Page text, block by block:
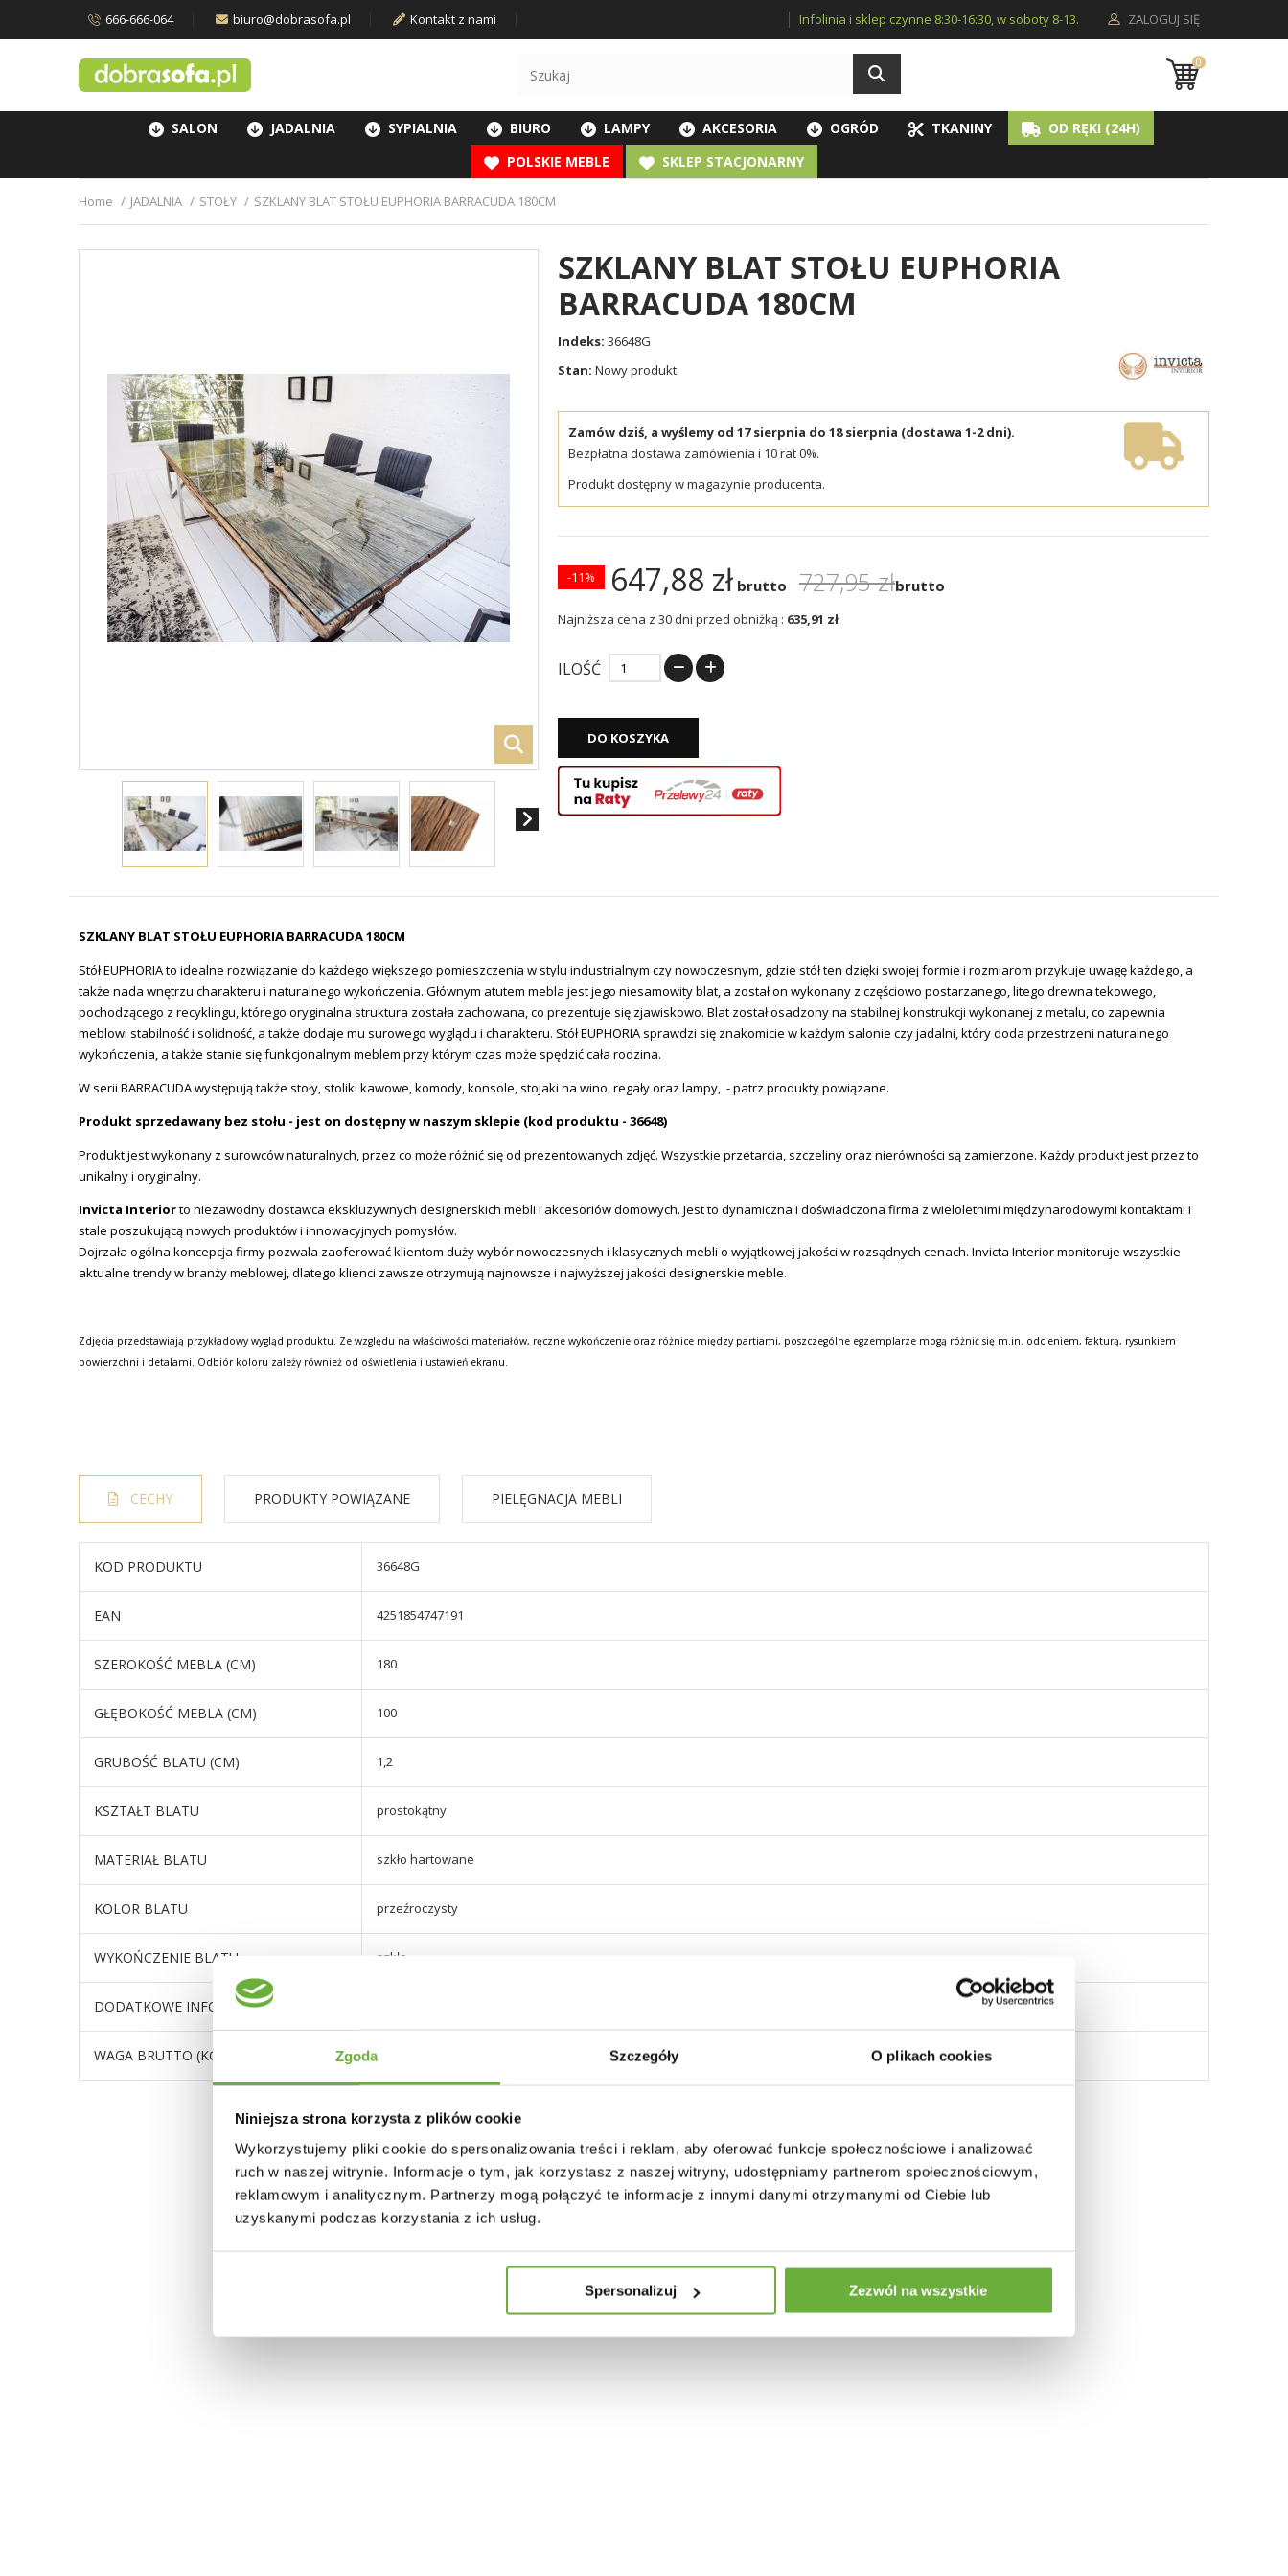
Zgoda Szczegóły O plikach cookies
Niniejsza strona korzysta z plików cookie
Wykorzystujemy pliki cookie do spersonalizowania treści i reklam, aby oferować funkcje społecznościowe i analizować
ruch w naszej witrynie. Informacje o tym, jak korzystasz z naszej witryny, udostępniamy partnerom społecznościowym,
reklamowym i analitycznym. Partnerzy mogą połączyć te informacje z innymi danymi otrzymanymi od Ciebie lub
uzyskanymi podczas korzystania z ich usług.
Spersonalizuj Zezwól na wszystkie
ZALOGUJ SIĘ
666-666-064 biuro@dobrasofa.pl Kontakt z nami Infolinia i sklep czynne 8:30-16:30, w soboty 8-13.
0
SALON JADALNIA SYPIALNIA BIURO LAMPY AKCESORIA OGRÓD TKANINY
OD RĘKI (24H)
POLSKIE MEBLE
SKLEP STACJONARNY
Home JADALNIA STOŁY SZKLANY BLAT STOŁU EUPHORIA BARRACUDA 180CM
SZKLANY BLAT STOŁU EUPHORIA
BARRACUDA 180CM
Indeks: 36648G
Stan: Nowy produkt
Zamów dziś, a wyślemy od 17 sierpnia do 18 sierpnia (dostawa 1-2 dni).
Bezpłatna dostawa zamówienia i 10 rat 0%.
Produkt dostępny w magazynie producenta.
647,88 zł brutto 727,95 złbrutto
-11%
Najniższa cena z 30 dni przed obniżką : 635,91 zł
ILOŚĆ
DO KOSZYKA
SZKLANY BLAT STOŁU EUPHORIA BARRACUDA 180CM
Stół EUPHORIA to idealne rozwiązanie do każdego większego pomieszczenia w stylu industrialnym czy nowoczesnym, gdzie stół ten dzięki swojej formie i rozmiarom przykuje uwagę każdego, a
także nada wnętrzu charakteru i naturalnego wykończenia. Głównym atutem mebla jest jego niesamowity blat, a został on wykonany z częściowo postarzanego, litego drewna tekowego,
pochodzącego z recyklingu, którego oryginalna struktura została zachowana, co prezentuje się zjawiskowo. Blat został osadzony na stabilnej konstrukcji wykonanej z metalu, co zapewnia
meblowi stabilność i solidność, a także dodaje mu surowego wyglądu i charakteru. Stół EUPHORIA sprawdzi się znakomicie w każdym salonie czy jadalni, który doda przestrzeni naturalnego
wykończenia, a także stanie się funkcjonalnym meblem przy którym czas może spędzić cała rodzina.
W serii BARRACUDA występują także stoły, stoliki kawowe, komody, konsole, stojaki na wino, regały oraz lampy, - patrz produkty powiązane.
Produkt sprzedawany bez stołu - jest on dostępny w naszym sklepie (kod produktu - 36648)
Produkt jest wykonany z surowców naturalnych, przez co może różnić się od prezentowanych zdjęć. Wszystkie przetarcia, szczeliny oraz nierówności są zamierzone. Każdy produkt jest przez to
unikalny i oryginalny.
Invicta Interiorto niezawodny dostawca ekskluzywnych designerskich mebli i akcesoriów domowych. Jest to dynamiczna i doświadczona firma z wieloletnimi międzynarodowymi kontaktami i
stale poszukującą nowych produktów i innowacyjnych pomysłów.
Dojrzała ogólna koncepcja firmy pozwala zaoferować klientom duży wybór nowoczesnych i klasycznych mebli o wyjątkowej jakości w rozsądnych cenach. Invicta Interior monitoruje wszystkie
aktualne trendy w branży meblowej, dlatego klienci zawsze otrzymują najnowsze i najwyższej jakości designerskie meble.
Zdjęcia przedstawiają przykładowy wygląd produktu. Ze względu na właściwości materiałów, ręczne wykończenie oraz różnice między partiami, poszczególne egzemplarze mogą różnić się m.in. odcieniem, fakturą, rysunkiem
powierzchni i detalami. Odbiór koloru zależy również od oświetlenia i ustawień ekranu.
CECHY PRODUKTY POWIĄZANE PIELĘGNACJA MEBLI
KOD PRODUKTU 36648G
EAN 4251854747191
SZEROKOŚĆ MEBLA (CM) 180
GŁĘBOKOŚĆ MEBLA (CM) 100
GRUBOŚĆ BLATU (CM) 1,2
KSZTAŁT BLATU prostokątny
MATERIAŁ BLATU szkło hartowane
KOLOR BLATU przeźroczysty
WYKOŃCZENIE BLATU szkło
DODATKOWE INFORMACJE
WAGA BRUTTO (KG) 25
30 INNYCH PRODUKTÓW W TEJ SAMEJ KATEGORII: